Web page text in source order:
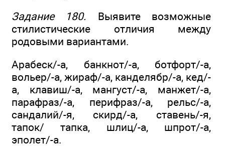
Задание 180. Выявите возможные
стилистические отличия между
родовыми вариантами.
Арабеск/-а, банкнот/-а, ботфорт/-а,
вольер/-а, жираф/-а, канделябр/-а, кед/-
а, клавиш/-а, мангуст/-а, манжет/-а,
парафраз/-а, перифраз/-а, рельс/-а,
сандалий/-я, скирд/-а, ставень/-я,
тапок/ тапка, шлиц/-а, шпрот/-а,
эполет/-а.